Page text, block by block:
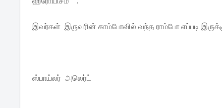
இவர்கள் இருவரின் காம்போவில் வந்த ராம்போ எப்படி
ஸ்பாய்லர் அலெர்ட்